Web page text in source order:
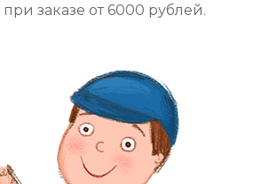
заказе от 6000 рублей.